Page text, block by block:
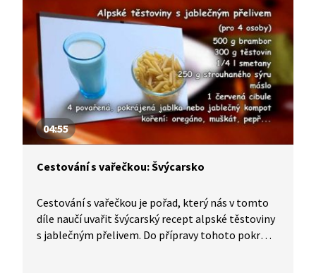
04:55
Cestování s vařečkou: Švýcarsko
Cestování s vařečkou je pořad, který nás v tomto
díle naučí uvařit švýcarský recept alpské těstoviny
s jablečným přelivem. Do přípravy tohoto pokrmu